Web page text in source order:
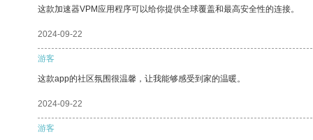
这款加速器VPM应用程序可以给你提供全球覆盖和最高安全性的连接。
2024-09-22
游客
这款app的社区氛围很温馨，让我能够感受到家的温暖。
2024-09-22
游客